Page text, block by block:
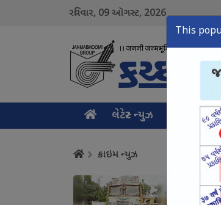
રવિવાર, 09ઑગસ્ટ, 2026
લેટેસ્ટ ન્યુઝ મુખ્ય
This
ક્રાઇમ ન્યુઝ
નલિયા